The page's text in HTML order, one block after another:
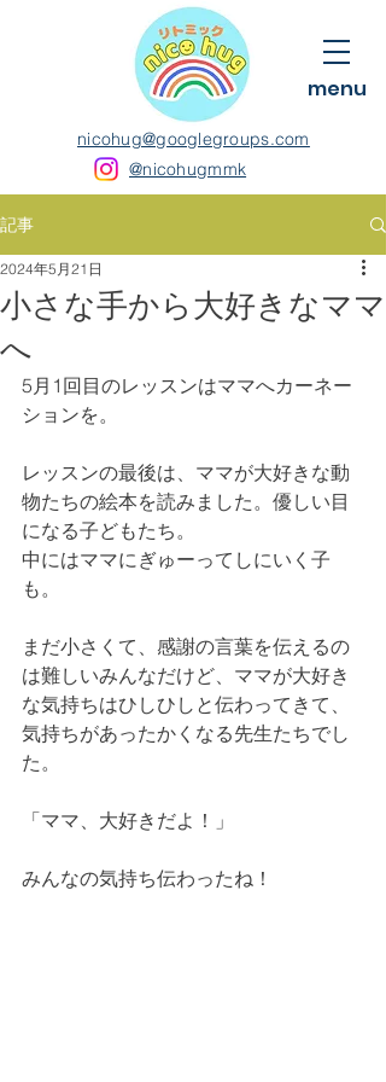
nicohug@googlegroups.com
menu
@nicohugmmk
記事
小さな手から大好きなママ
へ
2024年5月21日
5月1回目のレッスンはママへカーネー
ションを。
レッスンの最後は、ママが大好きな動
物たちの絵本を読みました。優しい目
になる子どもたち。
中にはママにぎゅーってしにいく子
も。
まだ小さくて、感謝の言葉を伝えるの
は難しいみんなだけど、ママが大好き
な気持ちはひしひしと伝わってきて、
気持ちがあったかくなる先生たちでし
た。
「ママ、大好きだよ！」
みんなの気持ち伝わったね！